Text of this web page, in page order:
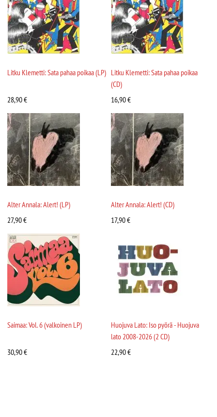
Litku Klemetti: Sata pahaa poikaa (LP)
28,90€
Litku Klemetti: Sata pahaa poikaa
(CD)
16,90€
Alter Annala: Alert! (LP)
27,90€
Alter Annala: Alert! (CD)
17,90€
Saimaa: Vol. 6 (valkoinen LP)
30,90€
Huojuva Lato: Iso pyörä - Huojuva
lato 2008-2026 (2 CD)
22,90€